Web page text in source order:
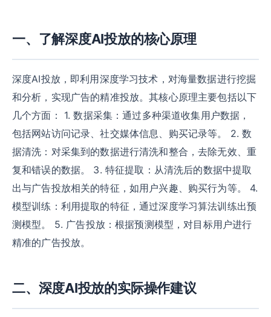
一、了解深度AI投放的核心原理
深度AI投放，即利用深度学习技术，对海量数据进行挖掘
和分析，实现广告的精准投放。其核心原理主要包括以下
几个方面： 1. 数据采集：通过多种渠道收集用户数据，
包括网站访问记录、社交媒体信息、购买记录等。 2. 数
据清洗：对采集到的数据进行清洗和整合，去除无效、重
复和错误的数据。 3. 特征提取：从清洗后的数据中提取
出与广告投放相关的特征，如用户兴趣、购买行为等。 4.
模型训练：利用提取的特征，通过深度学习算法训练出预
测模型。 5. 广告投放：根据预测模型，对目标用户进行
精准的广告投放。
二、深度AI投放的实际操作建议